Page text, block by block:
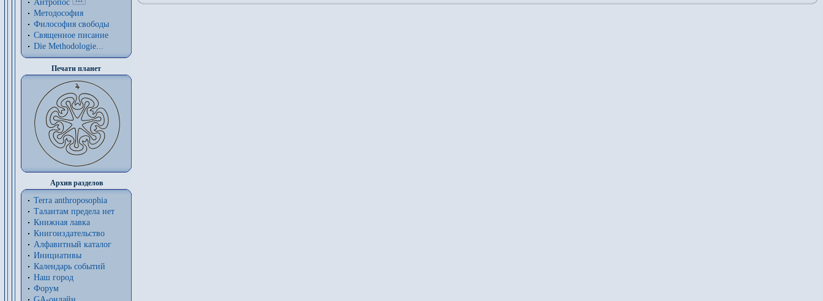
Антропос
Методософия
Философия cвободы
Священное писание
Die Methodologie...
Печати планет
Архив разделов
Terra anthroposophia
Талантам предела нет
Книжная лавка
Книгоиздательство
Алфавитный каталог
Инициативы
Календарь событий
Наш город
Форум